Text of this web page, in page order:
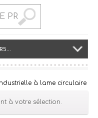
à lame circulaire
à votre sélection.